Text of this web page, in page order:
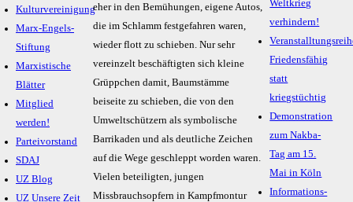
Kulturvereinigung
Marx-Engels-
Stiftung
Marxistische
Blätter
Mitglied
werden!
Parteivorstand
SDAJ
UZ Blog
UZ Unsere Zeit
eher in den Bemühungen, eigene Autos,
die im Schlamm festgefahren waren,
wieder flott zu schieben. Nur sehr
vereinzelt beschäftigten sich kleine
Grüppchen damit, Baumstämme
beiseite zu schieben, die von den
Umweltschützern als symbolische
Barrikaden und als deutliche Zeichen
auf die Wege geschleppt worden waren.
Vielen beteiligten, jungen
Missbrauchsopfern in Kampfmontur
Weltkrieg
verhindern!
Friedensfähig
statt
kriegstüchtig
Demonstration
zum Nakba-
Tag am 15.
Mai in Köln
Informations-